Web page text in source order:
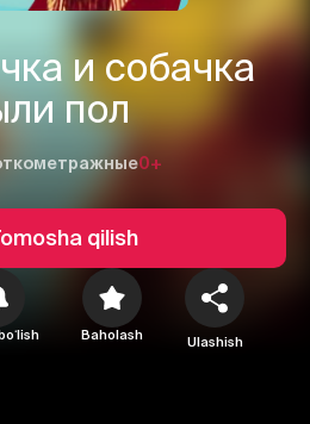
и собачка
пол
0+
qilish
Baholash Ulashish
1 2 3
Tizimga kirish